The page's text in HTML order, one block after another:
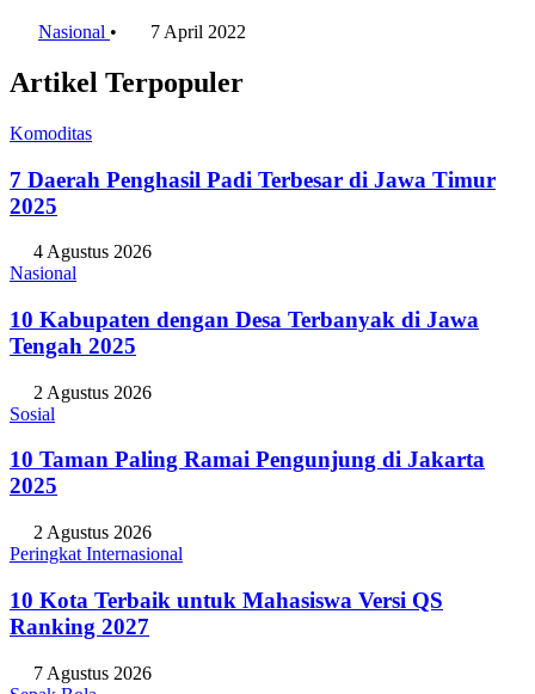
Nasional • 7 April 2022
Artikel Terpopuler
Komoditas
7 Daerah Penghasil Padi Terbesar di Jawa Timur
2025
4 Agustus 2026
Nasional
10 Kabupaten dengan Desa Terbanyak di Jawa
Tengah 2025
2 Agustus 2026
Sosial
10 Taman Paling Ramai Pengunjung di Jakarta
2025
2 Agustus 2026
Peringkat Internasional
10 Kota Terbaik untuk Mahasiswa Versi QS
Ranking 2027
7 Agustus 2026